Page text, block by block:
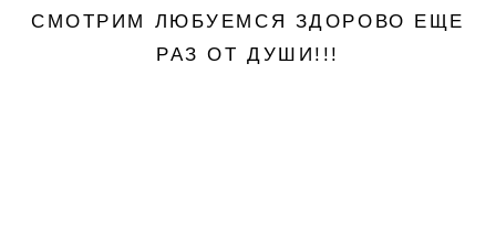
СМОТРИМ ЛЮБУЕМСЯ ЗДОРОВО ЕЩЕ
РАЗ ОТ ДУШИ!!!